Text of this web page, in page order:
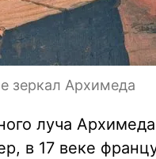
зеркал Архимеда
луча
в 17 веке